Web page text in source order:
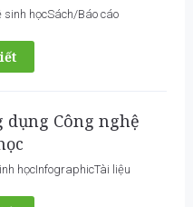
sinh họcSách/Báo cáo
Công nghệ
họcInfographicTài liệu